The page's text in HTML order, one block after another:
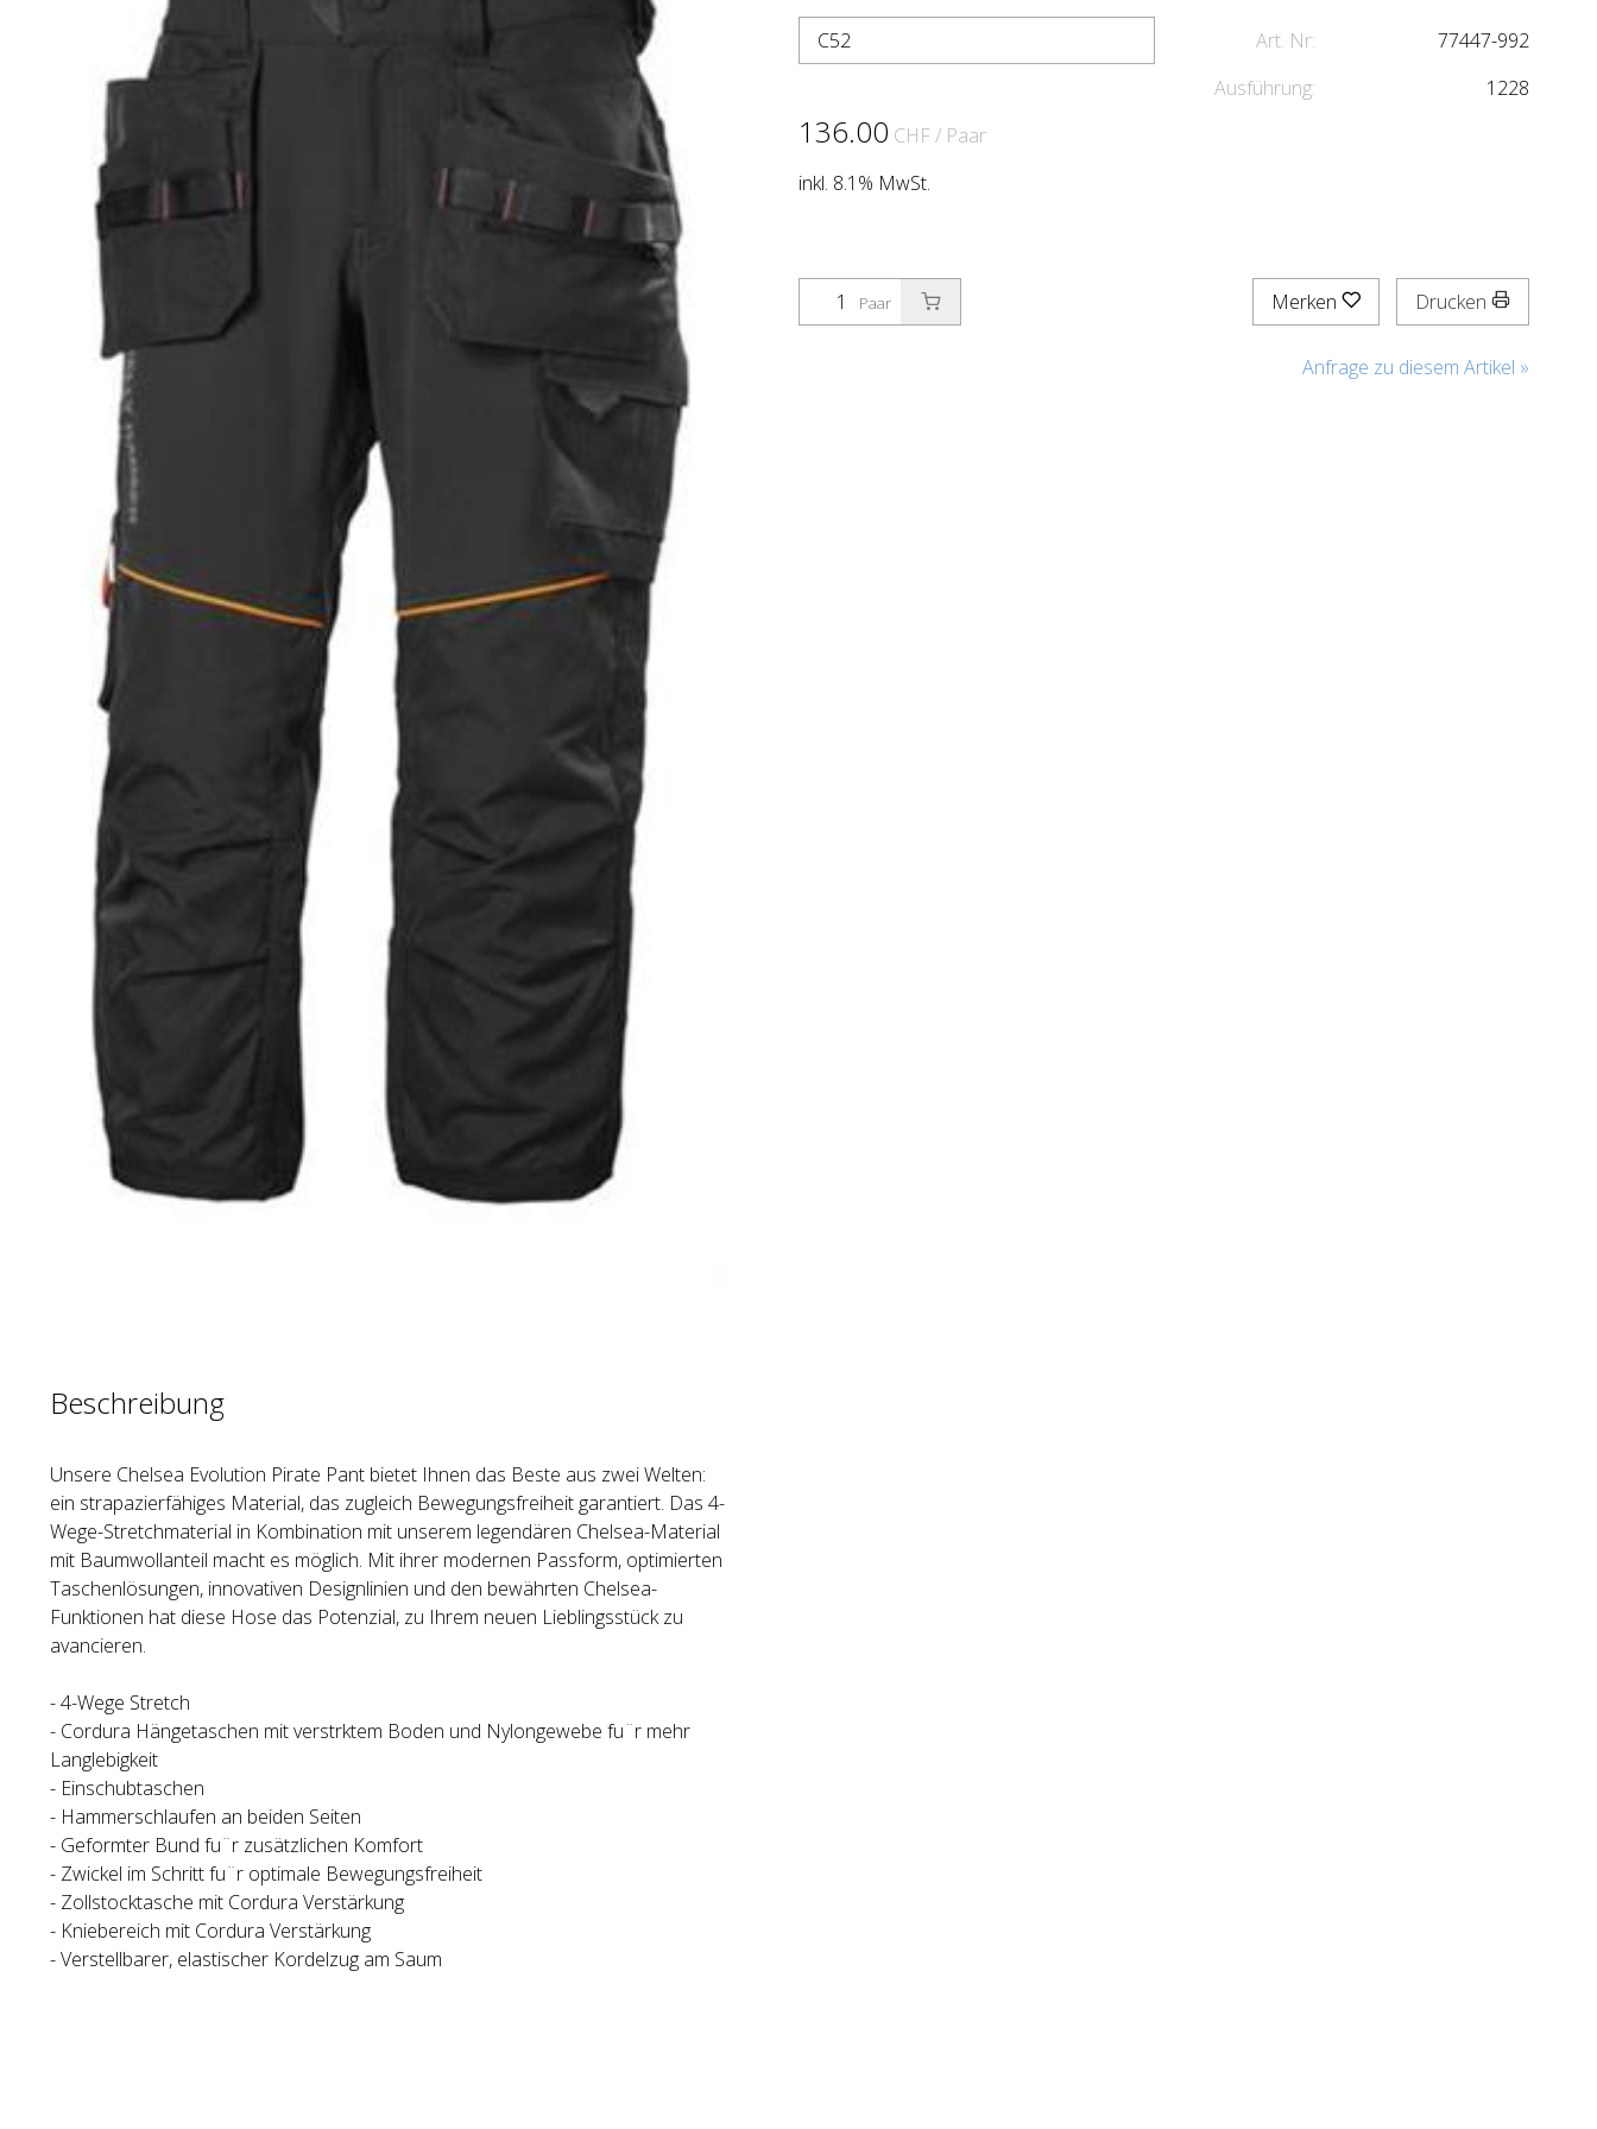
C52
136.00 CHF / Paar
inkl. 8.1% MwSt.
Art. Nr:
77447-992
Ausführung:
1228
Paar Merken Drucken
Anfrage zu diesem Artikel »
Beschreibung
Unsere Chelsea Evolution Pirate Pant bietet Ihnen das Beste aus zwei Welten:
ein strapazierfähiges Material, das zugleich Bewegungsfreiheit garantiert. Das 4-
Wege-Stretchmaterial in Kombination mit unserem legendären Chelsea-Material
mit Baumwollanteil macht es möglich. Mit ihrer modernen Passform, optimierten
Taschenlösungen, innovativen Designlinien und den bewährten Chelsea-
Funktionen hat diese Hose das Potenzial, zu Ihrem neuen Lieblingsstück zu
avancieren.
- 4-Wege Stretch
- Cordura Hängetaschen mit verstrktem Boden und Nylongewebe fu¨r mehr
Langlebigkeit
- Einschubtaschen
- Hammerschlaufen an beiden Seiten
- Geformter Bund fu¨r zusätzlichen Komfort
- Zwickel im Schritt fu¨r optimale Bewegungsfreiheit
- Zollstocktasche mit Cordura Verstärkung
- Kniebereich mit Cordura Verstärkung
- Verstellbarer, elastischer Kordelzug am Saum